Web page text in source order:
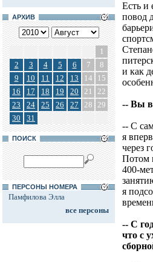
АРХИВ
1
2
3 4 5 6 7
8
9
10 11 12 13 14
15
16
17 18 19 20 21
22
23
24 25 26 27 28 29
30
31
ПОИСК
ПЕРСОНЫ НОМЕРА
Памфилова Элла
все персоны
Есть и
повод
и как
-- Вы
-- С
я
через
Потом
400-
я
-- С
что с